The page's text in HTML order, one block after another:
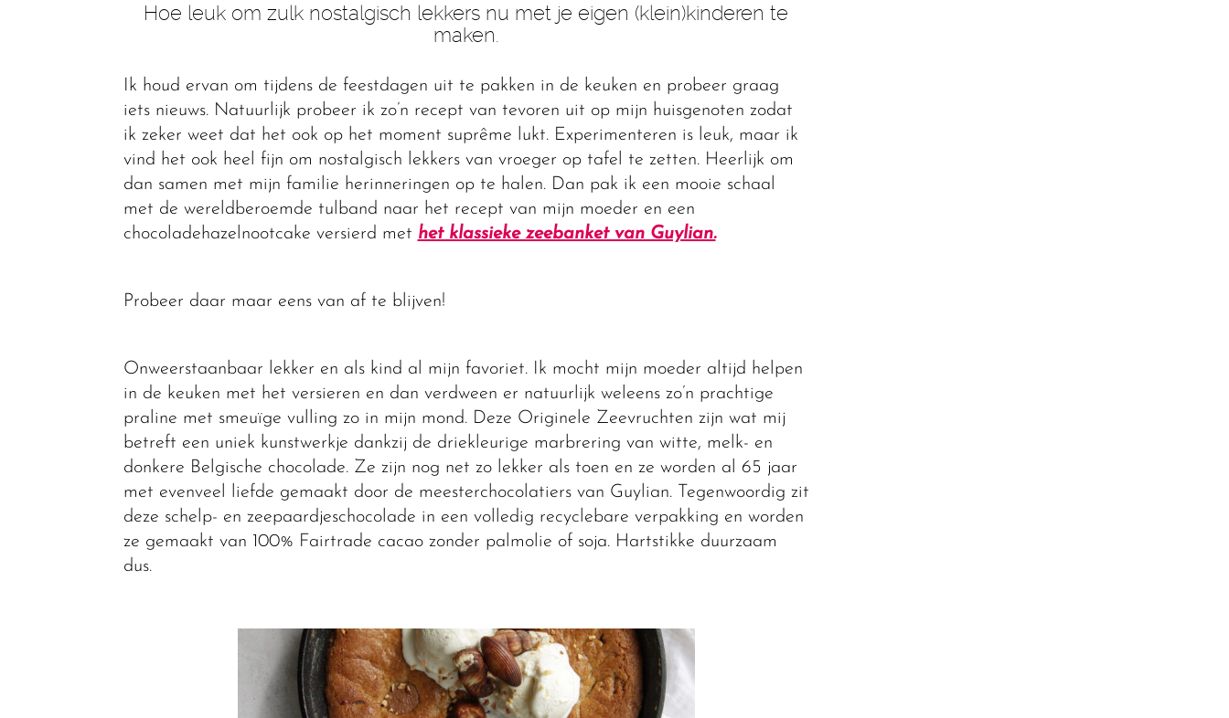
Hoe leuk om zulk nostalgisch lekkers nu met je eigen (klein)kinderen te
maken.
Ik houd ervan om tijdens de feestdagen uit te pakken in de keuken en probeer graag
iets nieuws. Natuurlijk probeer ik zo’n recept van tevoren uit op mijn huisgenoten zodat
ik zeker weet dat het ook op het moment suprême lukt. Experimenteren is leuk, maar ik
vind het ook heel fijn om nostalgisch lekkers van vroeger op tafel te zetten. Heerlijk om
dan samen met mijn familie herinneringen op te halen. Dan pak ik een mooie schaal
met de wereldberoemde tulband naar het recept van mijn moeder en een
chocoladehazelnootcake versierd met het klassieke zeebanket van Guylian.
Probeer daar maar eens van af te blijven!
Onweerstaanbaar lekker en als kind al mijn favoriet. Ik mocht mijn moeder altijd helpen
in de keuken met het versieren en dan verdween er natuurlijk weleens zo’n prachtige
praline met smeuïge vulling zo in mijn mond. Deze Originele Zeevruchten zijn wat mij
betreft een uniek kunstwerkje dankzij de driekleurige marbrering van witte, melk- en
donkere Belgische chocolade. Ze zijn nog net zo lekker als toen en ze worden al 65 jaar
met evenveel liefde gemaakt door de meesterchocolatiers van Guylian. Tegenwoordig zit
deze schelp- en zeepaardjeschocolade in een volledig recyclebare verpakking en worden
ze gemaakt van 100% Fairtrade cacao zonder palmolie of soja. Hartstikke duurzaam
dus.